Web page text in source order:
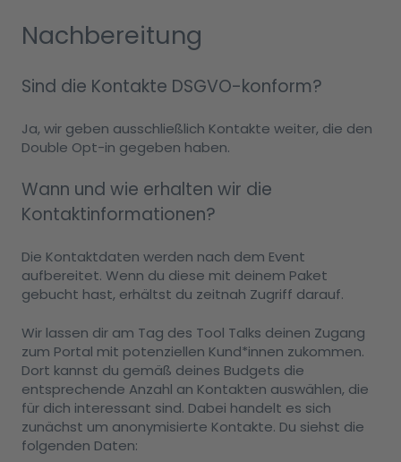
Nachbereitung
Sind die Kontakte DSGVO-konform?
Ja, wir geben ausschließlich Kontakte weiter, die den
Double Opt-in gegeben haben.
Wann und wie erhalten wir die
Kontaktinformationen?
Die Kontaktdaten werden nach dem Event
aufbereitet. Wenn du diese mit deinem Paket
gebucht hast, erhältst du zeitnah Zugriff darauf.
Wir lassen dir am Tag des Tool Talks deinen Zugang
zum Portal mit potenziellen Kund*innen zukommen.
Dort kannst du gemäß deines Budgets die
entsprechende Anzahl an Kontakten auswählen, die
für dich interessant sind. Dabei handelt es sich
zunächst um anonymisierte Kontakte. Du siehst die
folgenden Daten: